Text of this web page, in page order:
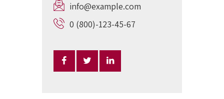
info@example.com
0 (800)-123-45-67